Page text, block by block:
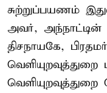
சுற்றுப்பயணம்
அவர், அந்நாட்டின்
திசநாயகே,